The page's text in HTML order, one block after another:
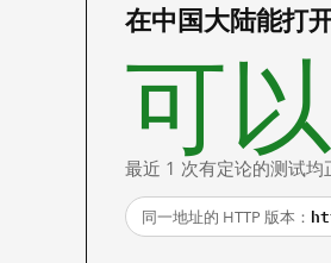
在中国大陆能打
可以
最近 1 次有定论的测试均
同一地址的 HTTP 版本：